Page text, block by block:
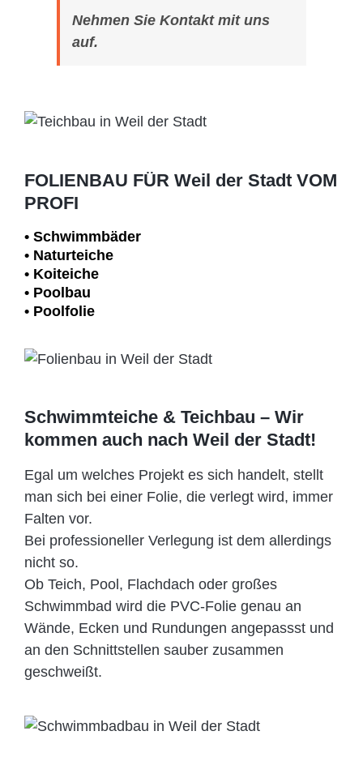
Nehmen Sie Kontakt mit uns
auf.
FOLIENBAU FÜR Weil der Stadt VOM
PROFI
• Schwimm­bäder
• Naturteiche
• Koiteiche
• Poolbau
• Poolfolie
Schwimmteiche & Teichbau – Wir
kommen auch nach Weil der Stadt!
Egal um welches Projekt es sich handelt, stellt
man sich bei einer Folie, die verlegt wird, immer
Falten vor.
Bei professioneller Verlegung ist dem allerdings
nicht so.
Ob Teich, Pool, Flachdach oder großes
Schwimmbad wird die PVC-Folie genau an
Wände, Ecken und Rundungen angepassst und
an den Schnittstellen sauber zusammen
geschweißt.